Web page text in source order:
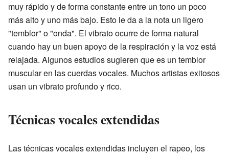
muy rápido y de forma constante entre un tono un poco
más alto y uno más bajo. Esto le da a la nota un ligero
"temblor" o "onda". El vibrato ocurre de forma natural
cuando hay un buen apoyo de la respiración y la voz está
relajada. Algunos estudios sugieren que es un temblor
muscular en las cuerdas vocales. Muchos artistas exitosos
usan un vibrato profundo y rico.
Técnicas vocales extendidas
Las técnicas vocales extendidas incluyen el rapeo, los